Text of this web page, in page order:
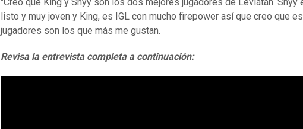
listo y muy joven y King, es IGL con mucho firepower así que creo que
jugadores son los que más me gustan.
Revisa la entrevista completa a continuación: